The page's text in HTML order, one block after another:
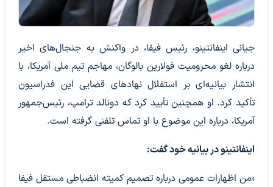
جیانی اینفانتینو، رئیس فیفا، در واکنش به جنجال‌های اخیر
درباره لغو محرومیت فولارین بالوگان، مهاجم تیم ملی آمریکا، با
انتشار بیانیه‌ای بر استقلال نهادهای قضایی این فدراسیون
تأکید کرد. او همچنین تأیید کرد که دونالد ترامپ، رئیس‌جمهور
آمریکا، درباره این موضوع با او تماس تلفنی گرفته است.
اینفانتینو در بیانیه خود گفت:
«من اظهارات عمومی درباره تصمیم کمیته انضباطی مستقل فیفا